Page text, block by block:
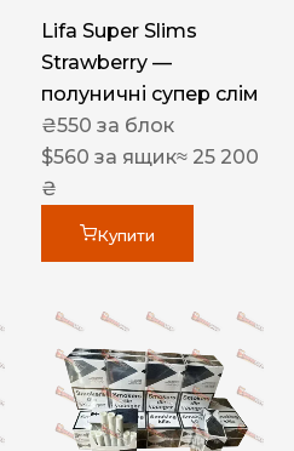
Lifa Super Slims
Strawberry —
полуничні супер слім
₴550 за блок
$560 за ящик≈ 25 200
₴
Купити